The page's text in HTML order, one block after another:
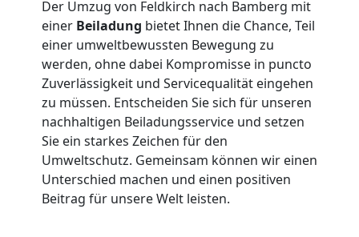
Der Umzug von Feldkirch nach Bamberg mit
einer Beiladung bietet Ihnen die Chance, Teil
einer umweltbewussten Bewegung zu
werden, ohne dabei Kompromisse in puncto
Zuverlässigkeit und Servicequalität eingehen
zu müssen. Entscheiden Sie sich für unseren
nachhaltigen Beiladungsservice und setzen
Sie ein starkes Zeichen für den
Umweltschutz. Gemeinsam können wir einen
Unterschied machen und einen positiven
Beitrag für unsere Welt leisten.
Feldkirch
Fernumzug
Feldkirch
Firmenumzug